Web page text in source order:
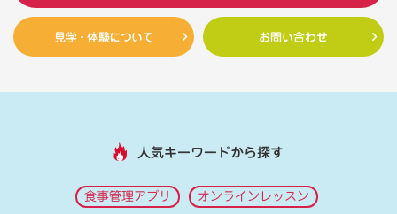
見学・体験について お問い合わせ
人気キーワードから探す
食事管理アプリ オンラインレッスン